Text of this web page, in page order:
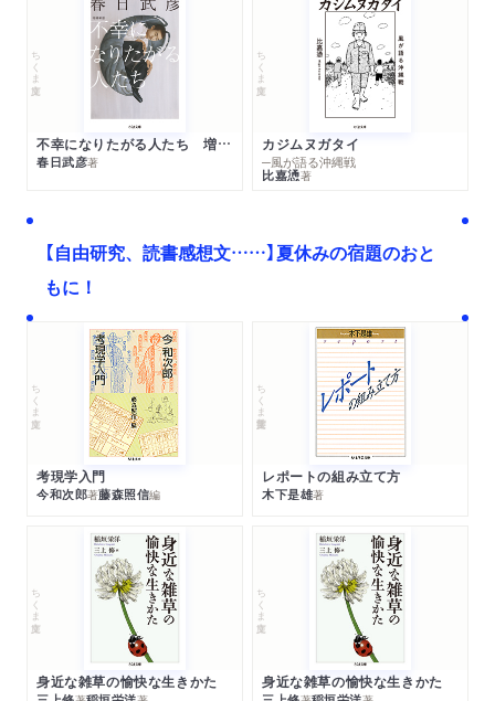
ちくま文庫
不幸になりたがる人たち 増補新版
春日武彦著
ちくま文庫
カジムヌガタイ
─風が語る沖縄戦
比嘉慂著
【自由研究、読書感想文……】夏休みの宿題のおと
もに！
ちくま文庫
考現学入門
今和次郎著藤森照信編
ちくま学芸文庫
レポートの組み立て方
木下是雄著
ちくま文庫
身近な雑草の愉快な生きかた
ちくま文庫
身近な雑草の愉快な生きかた